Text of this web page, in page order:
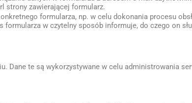
strony zawierającej formularz.
formularza, np. w celu dokonania procesu
w czytelny sposób informuje, do czego on
Dane te są wykorzystywane w celu administrowania